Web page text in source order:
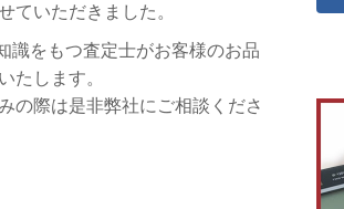
ていただきました。
識をもつ査定士がお客様のお品
たします。
の際は是非弊社にご相談くださ